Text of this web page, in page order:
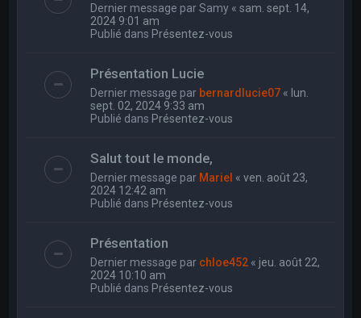
Dernier message parSamy «sam. sept. 14,
2024 9:01 am
Publié dans Présentez-vous
Présentation Lucie
Dernier message par bernardlucie07 « lun.
sept. 02, 2024 9:33 am
Publié dans Présentez-vous
Salut tout le monde,
Dernier message par Mariel «ven. août 23,
2024 12:42 am
Publié dans Présentez-vous
Présentation
Dernier message par chloe452 « jeu. août 22,
2024 10:10 am
Publié dans Présentez-vous